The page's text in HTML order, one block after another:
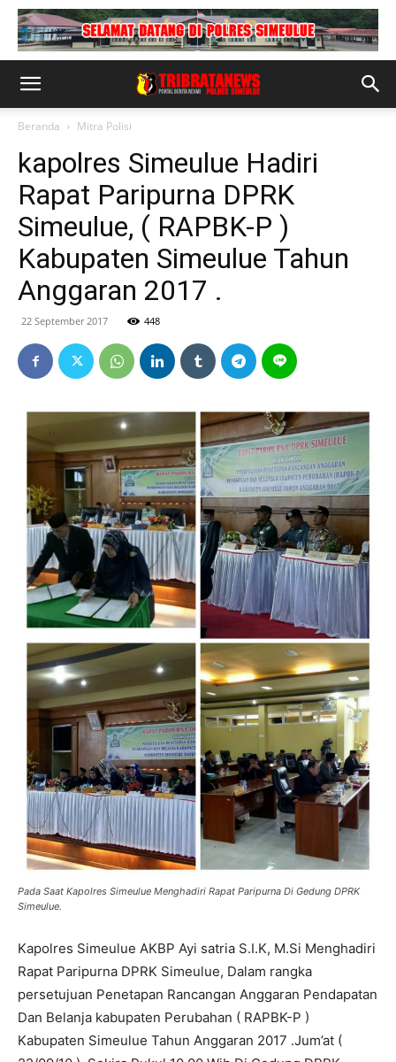
Beranda Mitra Polisi
kapolres Simeulue Hadiri
Rapat Paripurna DPRK
Simeulue, ( RAPBK-P )
Kabupaten Simeulue Tahun
Anggaran 2017 .
22 September 2017 448
Pada Saat Kapolres Simeulue Menghadiri Rapat Paripurna Di Gedung DPRK
Simeulue.
Kapolres Simeulue AKBP Ayi satria S.I.K, M.Si Menghadiri
Rapat Paripurna DPRK Simeulue, Dalam rangka
persetujuan Penetapan Rancangan Anggaran Pendapatan
Dan Belanja kabupaten Perubahan ( RAPBK-P )
Kabupaten Simeulue Tahun Anggaran 2017 .Jum’at (